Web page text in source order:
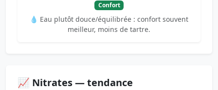
Confort
💧 Eau plutôt douce/équilibrée : confort souvent
meilleur, moins de tartre.
📈 Nitrates — tendance